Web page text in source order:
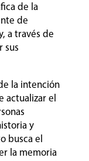
de la
de
a través de
sus
la intención
actualizar el
y
busca el
la memoria